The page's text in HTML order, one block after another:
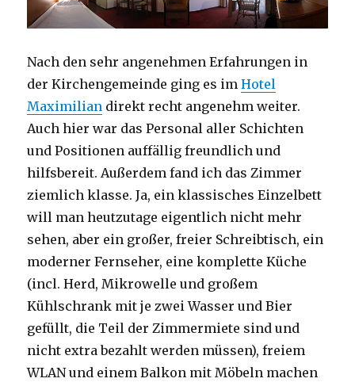
Nach den sehr angenehmen Erfahrungen in
der Kirchengemeinde ging es imHotel
Maximilian direkt recht angenehm weiter.
Auch hier war das Personal aller Schichten
und Positionen auffällig freundlich und
hilfsbereit. Außerdem fand ich das Zimmer
ziemlich klasse. Ja, ein klassisches Einzelbett
will man heutzutage eigentlich nicht mehr
sehen, aber ein großer, freier Schreibtisch, ein
moderner Fernseher, eine komplette Küche
(incl. Herd, Mikrowelle und großem
Kühlschrank mit je zwei Wasser und Bier
gefüllt, die Teil der Zimmermiete sind und
nicht extra bezahlt werden müssen), freiem
WLAN und einem Balkon mit Möbeln machen